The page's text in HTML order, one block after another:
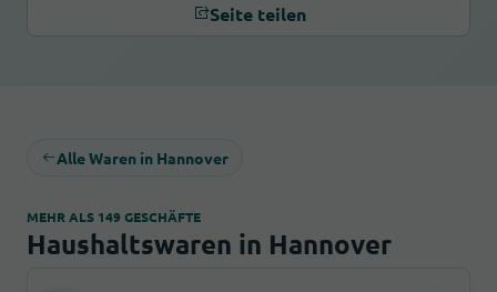
Seite teilen
Alle Waren in Hannover
MEHR ALS 149 GESCHÄFTE
Haushaltswaren in Hannover